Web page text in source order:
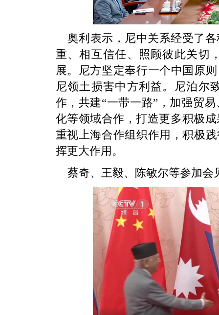
奥利表示，尼中关系经受了
重、相互信任、照顾彼此关切
展。尼方坚定奉行一个中国原
尼领土损害中方利益。尼泊尔
作，共建“一带一路”，加强贸
化等领域合作，打造更多积极
重视上海合作组织作用，积极
挥更大作用。
蔡奇、王毅、陈敏尔等参加会